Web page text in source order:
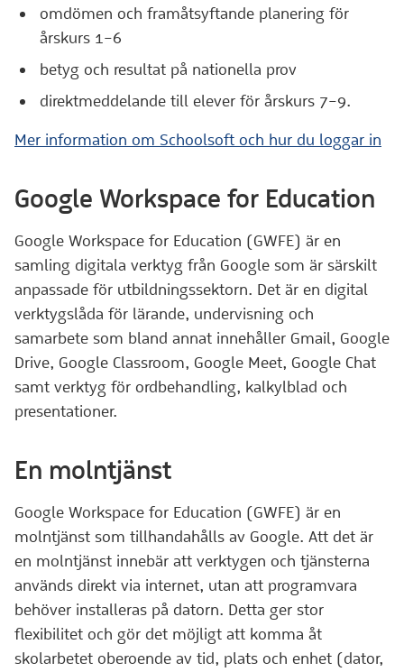
omdömen och framåtsyftande planering för
årskurs 1–6
betyg och resultat på nationella prov
direktmeddelande till elever för årskurs 7–9.
Mer information om Schoolsoft och hur du loggar in
Google Workspace for Education
Google Workspace for Education (GWFE) är en
samling digitala verktyg från Google som är särskilt
anpassade för utbildningssektorn. Det är en digital
verktygslåda för lärande, undervisning och
samarbete som bland annat innehåller Gmail, Google
Drive, Google Classroom, Google Meet, Google Chat
samt verktyg för ordbehandling, kalkylblad och
presentationer.
En molntjänst
Google Workspace for Education (GWFE) är en
molntjänst som tillhandahålls av Google. Att det är
en molntjänst innebär att verktygen och tjänsterna
används direkt via internet, utan att programvara
behöver installeras på datorn. Detta ger stor
flexibilitet och gör det möjligt att komma åt
skolarbetet oberoende av tid, plats och enhet (dator,